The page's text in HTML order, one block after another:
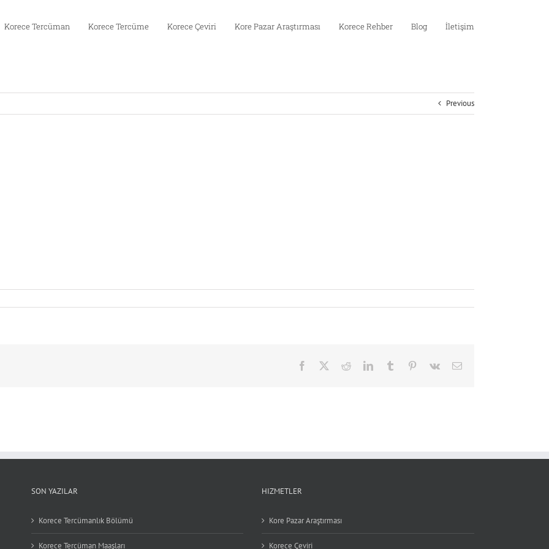
Korece Tercüman Korece Tercüme Korece Çeviri Kore Pazar Araştırması Korece Rehber Blog İletişim
Previous
Facebook RedditLinkedInTumblr Pinterest
Vk Email
SON YAZILAR
Korece Tercümanlık Bölümü
Korece Tercüman Maaşları
HIZMETLER
Kore Pazar Araştırması
Korece Çeviri